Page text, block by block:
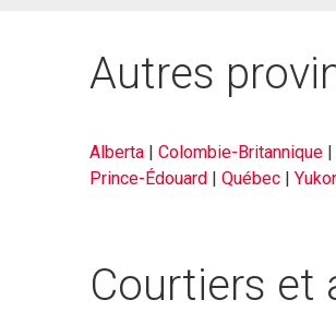
no.
MLS®
Autres
Alberta | Colombie-Britannique |
Prince-Édouard | Québec |
Courtiers et